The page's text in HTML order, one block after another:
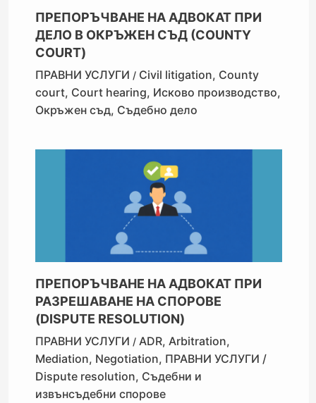
ПРЕПОРЪЧВАНЕ НА АДВОКАТ ПРИ
ДЕЛО В ОКРЪЖЕН СЪД (COUNTY
COURT)
ПРАВНИ УСЛУГИ / Civil litigation, County
court, Court hearing, Исково производство,
Окръжен съд, Съдебно дело
ПРЕПОРЪЧВАНЕ НА АДВОКАТ ПРИ
РАЗРЕШАВАНЕ НА СПОРОВЕ
(DISPUTE RESOLUTION)
ПРАВНИ УСЛУГИ / ADR,Arbitration,
Mediation, Negotiation, ПРАВНИ УСЛУГИ /
Dispute resolution, Съдебни и
извънсъдебни спорове